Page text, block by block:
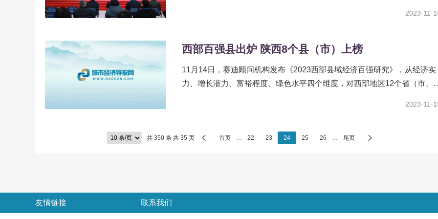
2023-11-
西部百强县出炉 陕西8个县（市）上榜
11月14日，赛迪顾问机构发布《2023西部县域经济百强研究》，从经济实
力、增长潜力、富裕程度、绿色水平四个维度，对西部地区12个省（市、
2023-11-
共 350 条 共 35 页 首页 … 22 23 24 25 26 … 尾页
友情链接 联系我们